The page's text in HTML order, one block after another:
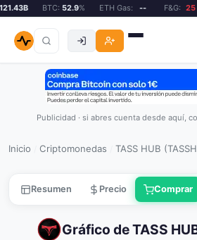
BTC:52.9% ETH Gas: -- F&G: 25
Publicidad · si abres cuenta desde aquí,
Inicio Criptomonedas TASS HUB
Resumen Precio Comprar
Gráfico de TASS